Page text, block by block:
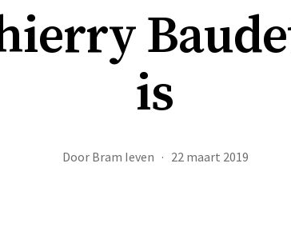
is
Door Bram Ieven 22 maart 2019